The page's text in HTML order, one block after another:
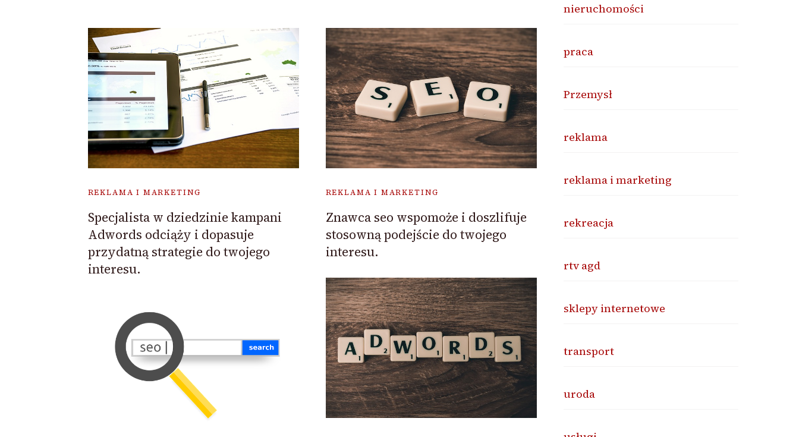
REKLAMA I MARKETING
Specjalista w dziedzinie kampani
Adwords odciąży i dopasuje
przydatną strategie do twojego
interesu.
REKLAMA I MARKETING
Znawca seo wspomoże i doszlifuje
stosowną podejście do twojego
interesu.
nieruchomości
praca
Przemysł
reklama
reklama i marketing
rekreacja
rtv agd
sklepy internetowe
transport
uroda